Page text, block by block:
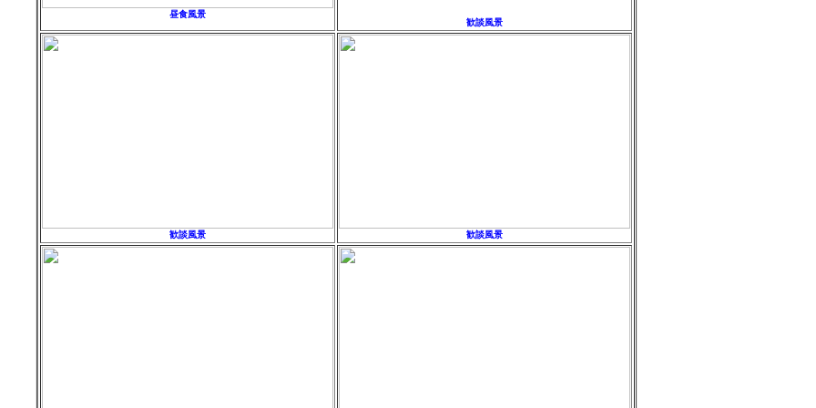
昼食風景
歓談風景
歓談風景 歓談風景